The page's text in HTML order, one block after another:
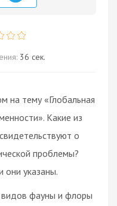
36 сек.
на тему «Глобальная
Какие из
о
проблемы?
указаны.
видов фауны и флоры